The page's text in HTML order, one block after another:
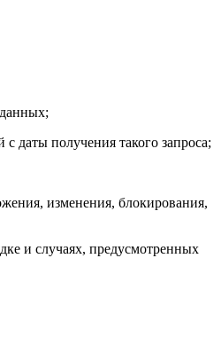
даты получения такого запроса;
изменения, блокирования,
и случаях, предусмотренных